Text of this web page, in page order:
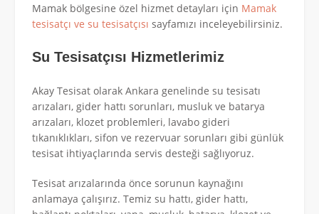
Mamak bölgesine özel hizmet detayları için Mamak
tesisatçı ve su tesisatçısı sayfamızı inceleyebilirsiniz.
Su Tesisatçısı Hizmetlerimiz
Akay Tesisat olarak Ankara genelinde su tesisatı
arızaları, gider hattı sorunları, musluk ve batarya
arızaları, klozet problemleri, lavabo gideri
tıkanıklıkları, sifon ve rezervuar sorunları gibi günlük
tesisat ihtiyaçlarında servis desteği sağlıyoruz.
Tesisat arızalarında önce sorunun kaynağını
anlamaya çalışırız. Temiz su hattı, gider hattı,